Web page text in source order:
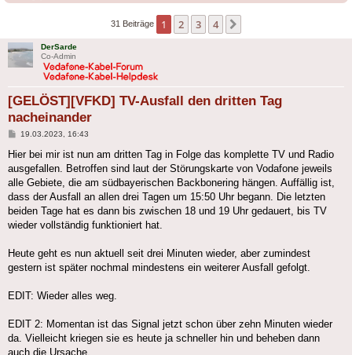
31 Beiträge 1 2 3 4
DerSarde
Co-Admin
[GELÖST][VFKD] TV-Ausfall den dritten Tag
nacheinander
Beitrag
19.03.2023, 16:43
Hier bei mir ist nun am dritten Tag in Folge das komplette TV und Radio
ausgefallen. Betroffen sind laut der Störungskarte von Vodafone jeweils
alle Gebiete, die am südbayerischen Backbonering hängen. Auffällig ist,
dass der Ausfall an allen drei Tagen um 15:50 Uhr begann. Die letzten
beiden Tage hat es dann bis zwischen 18 und 19 Uhr gedauert, bis TV
wieder vollständig funktioniert hat.
Heute geht es nun aktuell seit drei Minuten wieder, aber zumindest
gestern ist später nochmal mindestens ein weiterer Ausfall gefolgt.
EDIT: Wieder alles weg.
EDIT 2: Momentan ist das Signal jetzt schon über zehn Minuten wieder
da. Vielleicht kriegen sie es heute ja schneller hin und beheben dann
auch die Ursache.